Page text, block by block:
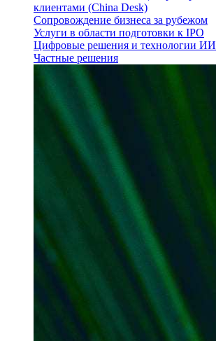
клиентами (China Desk)
Сопровождение бизнеса за рубежом
Услуги в области подготовки к IPO
Цифровые решения и технологии ИИ
Частные решения